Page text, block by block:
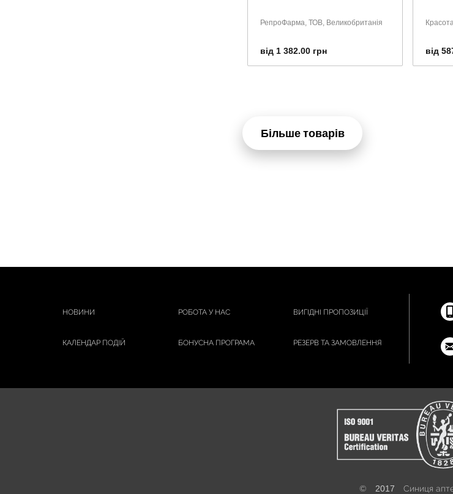
РепроФарма, ТОВ, Великобританія
від 1 382.00 грн від
Більше товарів
НОВИНИ РОБОТА У НАС ВИГІДНІ ПРОПОЗИЦІЇ
КАЛЕНДАР ПОДІЙ БОНУСНА ПРОГРАМА РЕЗЕРВ ТА ЗАМОВЛЕННЯ
© 2017 Синиця